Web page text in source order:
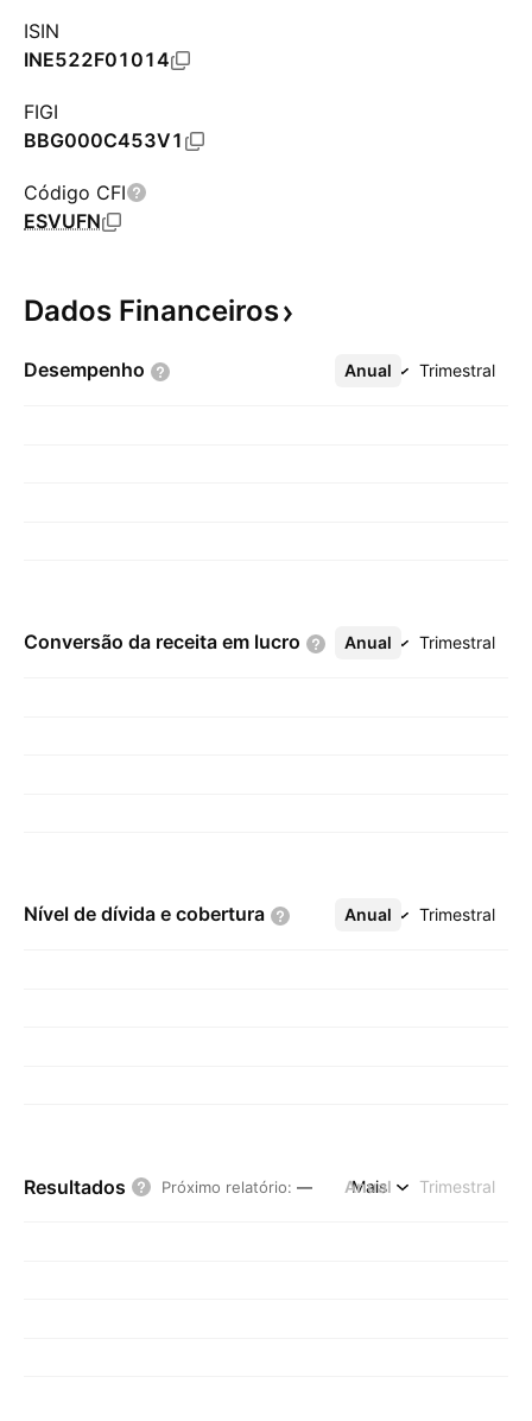
ISIN
INE522F01014
FIGI
BBG000C453V1
Código CFI
ESVUFN
Dados Financeiros
Desempenho Anual Trimestral
Mais
Conversão da receita em lucro Anual Trimestral
Mais
Nível de dívida e cobertura Anual Trimestral
Mais
Resultados Próximo relatório: — Anual Trimestral
Mais